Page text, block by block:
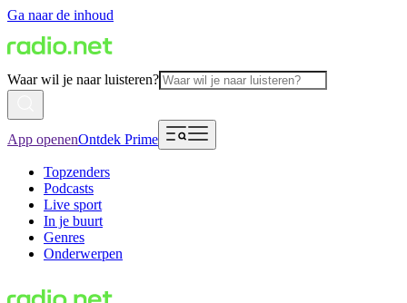
Ga naar de inhoud
Waar wil je naar luisteren?
App openenOntdek Prime
Topzenders
Podcasts
Live sport
In je buurt
Genres
Onderwerpen